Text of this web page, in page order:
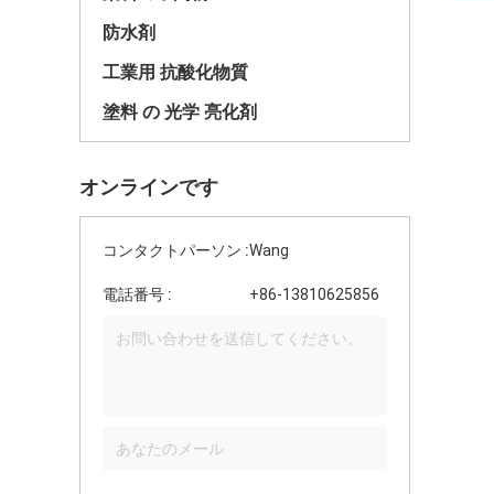
防水剤
工業用 抗酸化物質
塗料 の 光学 亮化剤
オンラインです
コンタクトパーソン :Wang
電話番号 : +86-13810625856